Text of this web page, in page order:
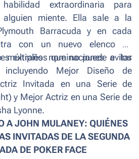
extraordinaria para
alguien miente. Ella sale a la
Barracuda y en cada
con un nuevo elenco de
extraños que no puede evitar
múltiples nominaciones a los
Mejor Diseño de
Invitada en una Serie de
y Mejor Actriz en una Serie de
Lyonne.
A JOHN MULANEY: QUIÉNES
INVITADAS DE LA SEGUNDA
DE POKER FACE